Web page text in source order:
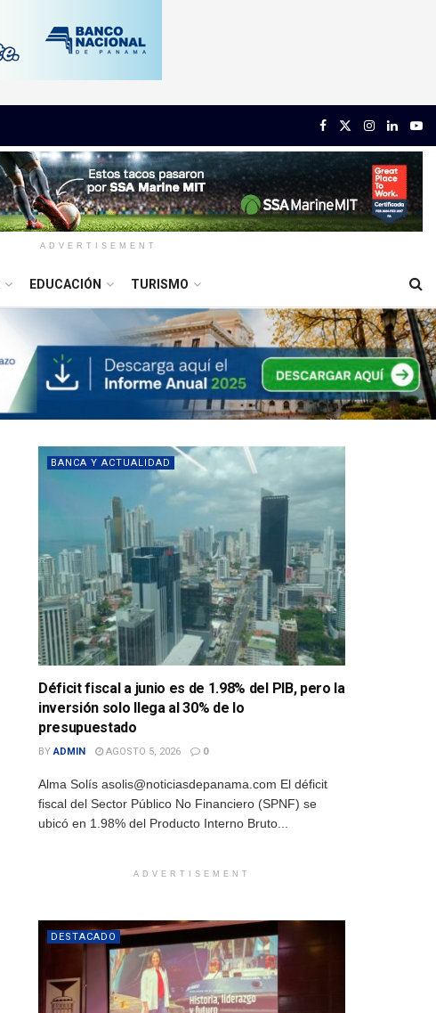
ADVERTISEMENT
EDUCACIÓN TURISMO
BANCA Y ACTUALIDAD
Déficit fiscal a junio es de 1.98% del PIB, pero la
inversión solo llega al 30% de lo
presupuestado
BY ADMIN AGOSTO 5, 2026 0
Alma Solís asolis@noticiasdepanama.com El déficit
fiscal del Sector Público No Financiero (SPNF) se
ubicó en 1.98% del Producto Interno Bruto...
ADVERTISEMENT
DESTACADO